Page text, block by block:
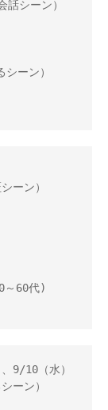
話シーン）
シーン）
ーン）
～60代)
9/10（水）
ーン）